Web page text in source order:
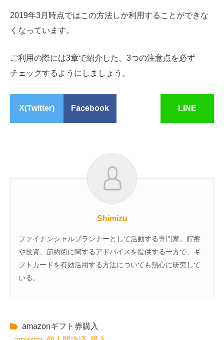
2019年3月時点ではこの方法しか利用することができな
くなっています。
ご利用の際には3章で紹介した、3つの注意点を必ず
チェックするようにしましょう。
X(Twitter) Facebook LINE
Shimizu
ファイナンシャルプランナーとして活動する専門家。貯蓄
や投資、節約術に関するアドバイスを提供する一方で、ギ
フトカードを有効活用する方法についても熱心に研究して
いる。
amazonギフト券購入